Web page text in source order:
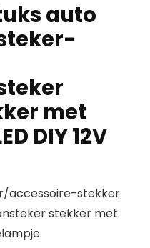
auto
met
DIY 12V
accessoire-stekker.
stekker met